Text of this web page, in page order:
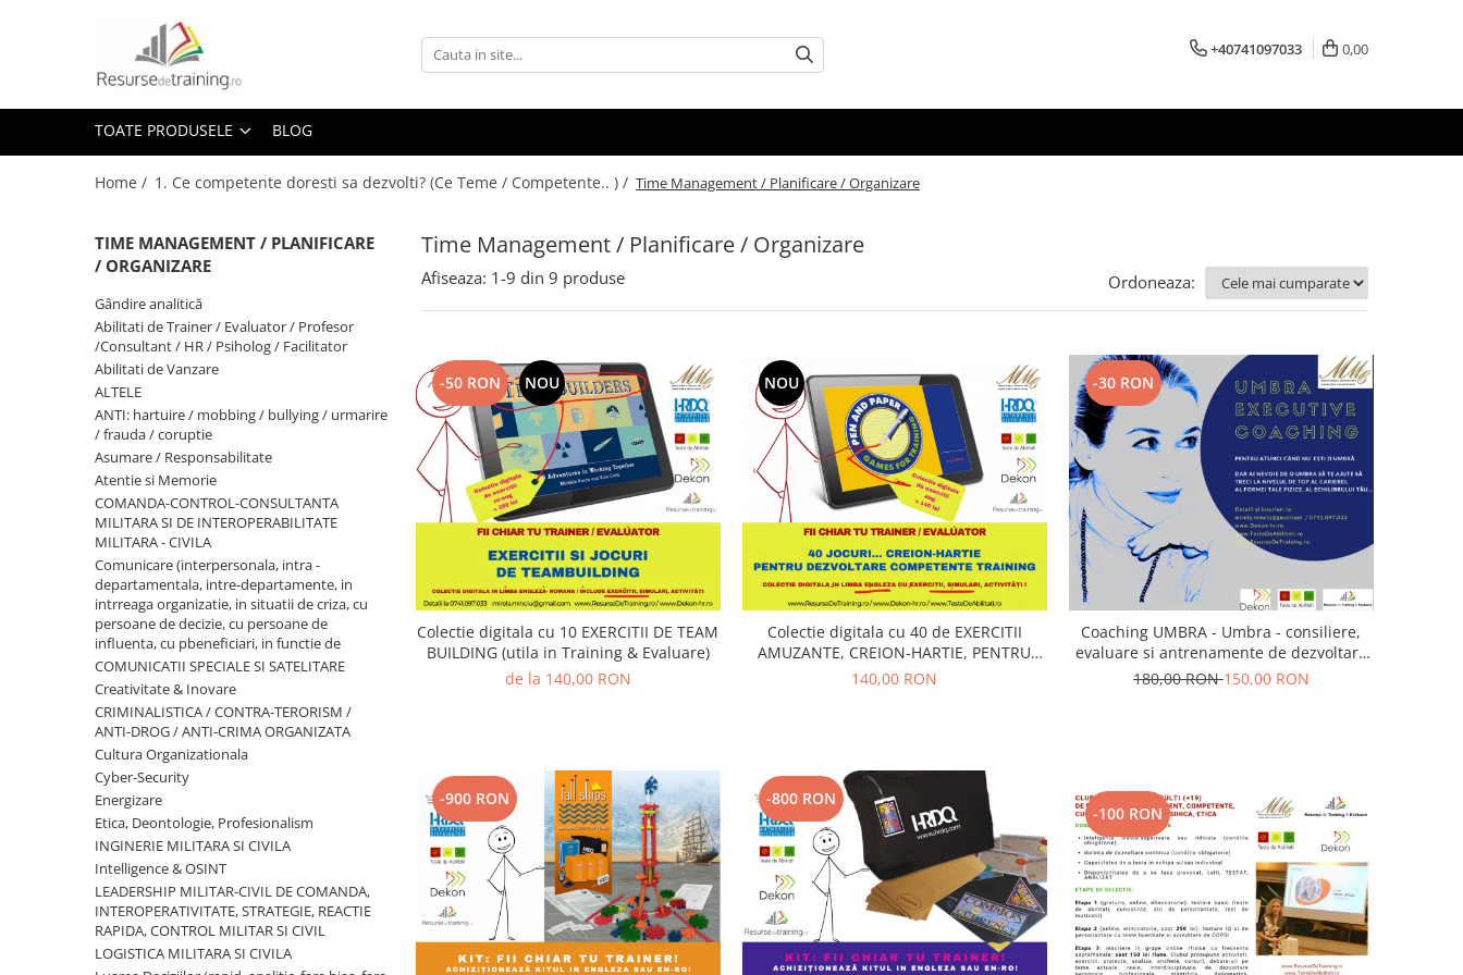
Toate Produsele
dezvolti? (Ce Teme / Competente.. )
Psiholog / Facilitator
Abilitati de Vanzare
ANTI: hartuire / mobbing / bullying
/ urmarire / frauda / coruptie
Asumare / Responsabilitate
Atentie si Memorie
COMANDA-CONTROL-
CONSULTANTA MILITARA SI DE
INTEROPERABILITATE MILITARA -
Comunicare (interpersonala, intra
- departamentala, intre-
departamente, in intrreaga
organizatie, in situatii de criza, cu
persoane de decizie, cu persoane
de influenta, cu pbeneficiari, in
COMUNICATII SPECIALE SI
SATELITARE
Creativitate & Inovare
CRIMINALISTICA / CONTRA-
TERORISM / ANTI-DROG / ANTI-
CRIMA ORGANIZATA
Cultura Organizationala
Cyber-Security
Etica, Deontologie, Profesionalism
INGINERIE MILITARA SI CIVILA
Intelligence & OSINT
LEADERSHIP MILITAR-CIVIL DE
COMANDA, INTEROPERATIVITATE,
STRATEGIE, REACTIE RAPIDA,
CONTROL MILITAR SI CIVIL
LOGISTICA MILITARA SI CIVILA
+40741097033 0,00
TOATE PRODUSELE BLOG
Home / 1. Ce competente doresti sa dezvolti? (Ce Teme / Competente.. ) / Time Management / Planificare / Organizare
Time Management / Planificare / Organizare
TIME MANAGEMENT / PLANIFICARE
/ ORGANIZARE
Gândire analitică
Abilitati de Trainer / Evaluator / Profesor
/Consultant / HR / Psiholog / Facilitator
Abilitati de Vanzare
ALTELE
ANTI: hartuire / mobbing / bullying / urmarire
/ frauda / coruptie
Asumare / Responsabilitate
Atentie si Memorie
COMANDA-CONTROL-CONSULTANTA
MILITARA SI DE INTEROPERABILITATE
MILITARA - CIVILA
Comunicare (interpersonala, intra -
departamentala, intre-departamente, in
intrreaga organizatie, in situatii de criza, cu
persoane de decizie, cu persoane de
influenta, cu pbeneficiari, in functie de
COMUNICATII SPECIALE SI SATELITARE
Creativitate & Inovare
CRIMINALISTICA / CONTRA-TERORISM /
ANTI-DROG / ANTI-CRIMA ORGANIZATA
Cultura Organizationala
Cyber-Security
Energizare
Etica, Deontologie, Profesionalism
INGINERIE MILITARA SI CIVILA
Intelligence & OSINT
LEADERSHIP MILITAR-CIVIL DE COMANDA,
INTEROPERATIVITATE, STRATEGIE, REACTIE
RAPIDA, CONTROL MILITAR SI CIVIL
LOGISTICA MILITARA SI CIVILA
Afiseaza: 1-9 din 9 produse Ordoneaza:
-50 RON NOU
Colectie digitala cu 10 EXERCITII DE TEAM
BUILDING (utila in Training & Evaluare)
de la 140,00 RON
NOU
Colectie digitala cu 40 de EXERCITII
AMUZANTE, CREION-HARTIE, PENTRU
TRAINING SI DEZVOLTARE COMPETENTE
140,00 RON
-30 RON
Coaching UMBRA - Umbra - consiliere,
evaluare si antrenamente de dezvoltare
Cariere De Elita; antrenamente si
180,00 RON150,00 RON
-900 RON -800 RON
-100 RON